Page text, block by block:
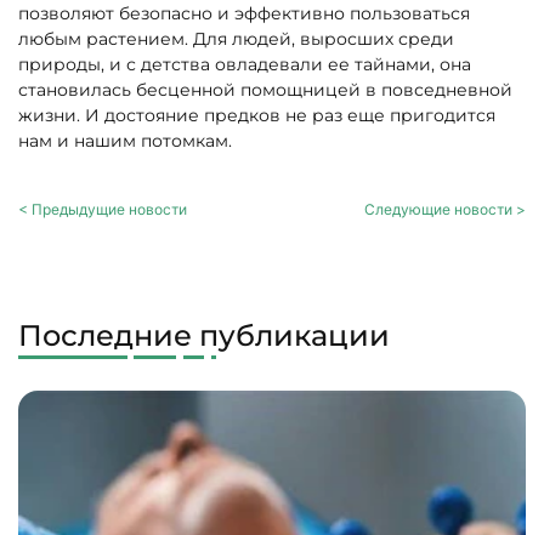
позволяют безопасно и эффективно пользоваться
любым растением. Для людей, выросших среди
природы, и с детства овладевали ее тайнами, она
становилась бесценной помощницей в повседневной
жизни. И достояние предков не раз еще пригодится
нам и нашим потомкам.
< Предыдущие новости Следующие новости >
Последние публикации